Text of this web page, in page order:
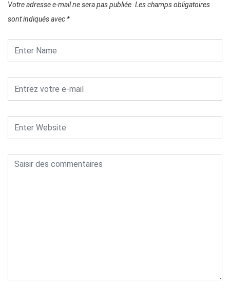
Votre adresse e-mail ne sera pas publiée. Les champs obligatoires
sont indiqués avec *